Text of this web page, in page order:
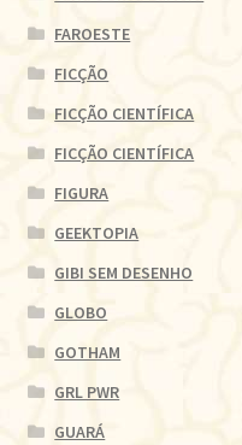
FAROESTE
FICÇÃO
FICÇÃO CIENTÍFICA
FICÇÃO CIENTÍFICA
FIGURA
GEEKTOPIA
GIBI SEM DESENHO
GLOBO
GOTHAM
GRL PWR
GUARÁ